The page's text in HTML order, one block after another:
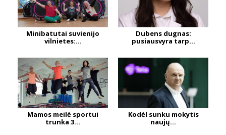
Minibatutai suvienijo
vilnietes:...
Dubens dugnas:
pusiausvyra tarp...
Mamos meilė sportui
trunka 3...
Kodėl sunku mokytis
naujų...